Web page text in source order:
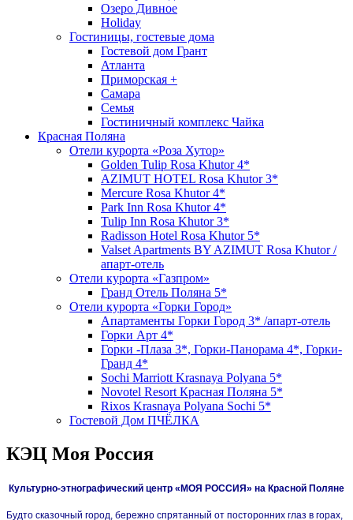
Озеро Дивное
Holiday
Гостиницы, гостевые дома
Гостевой дом Грант
Атланта
Приморская +
Самара
Семья
Гостиничный комплекс Чайка
Красная Поляна
Отели курорта «Роза Хутор»
Golden Tulip Rosa Khutor 4*
AZIMUT HOTEL Rosa Khutor 3*
Mercure Rosa Khutor 4*
Park Inn Rosa Khutor 4*
Tulip Inn Rosa Khutor 3*
Radisson Hotel Rosa Khutor 5*
Valset Apartments BY AZIMUT Rosa Khutor /
апарт-отель
Отели курорта «Газпром»
Гранд Отель Поляна 5*
Отели курорта «Горки Город»
Апартаменты Горки Город 3* /апарт-отель
Горки Арт 4*
Горки -Плаза 3*, Горки-Панорама 4*, Горки-
Гранд 4*
Sochi Marriott Krasnaya Polyana 5*
Novotel Resort Красная Поляна 5*
Rixos Krasnaya Polyana Sochi 5*
Гостевой Дом ПЧЁЛКА
КЭЦ Моя Россия
Культурно-этнографический центр «МОЯ РОССИЯ» на Красной Поляне
Будто сказочный город, бережно спрятанный от посторонних глаз в горах,